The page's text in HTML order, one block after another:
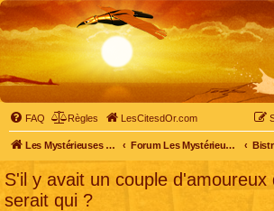
FAQ Règles LesCitesdOr.com
Les Mystérieuses Cités d'Or - LesCitesdOr.com Forum Les Mystérieuses Cités d'Or
S'il y avait un couple d'amoureux
serait qui ?